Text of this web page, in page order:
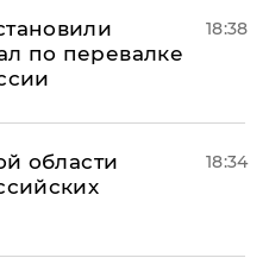
по перевалке
18:38
области
18:34